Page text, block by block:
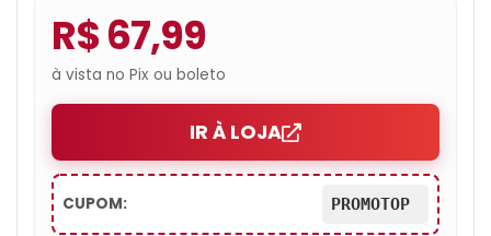
R$ 67,99
à vista no Pix ou boleto
IR À LOJA
CUPOM: PROMOTOP